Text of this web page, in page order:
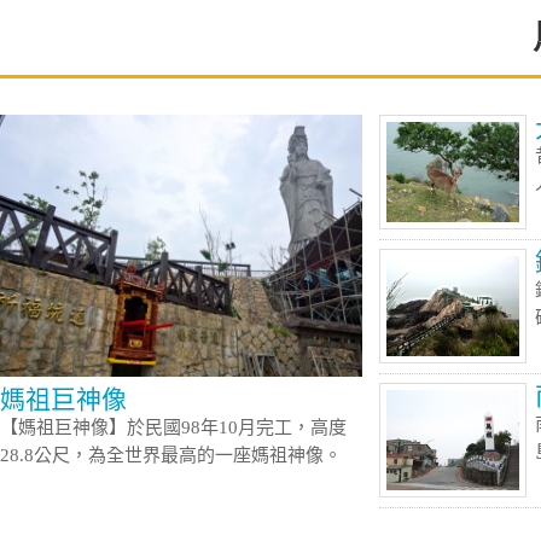
媽祖巨神像
【媽祖巨神像】於民國98年10月完工，高度
28.8公尺，為全世界最高的一座媽祖神像。